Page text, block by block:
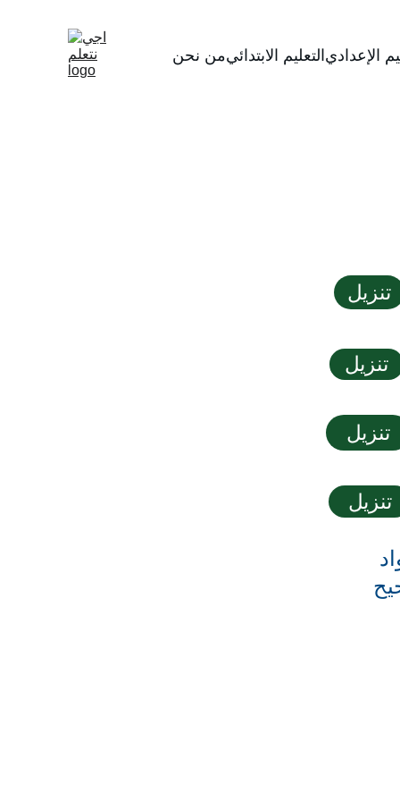
من نحنالتعليم الابتدائي الإعدادي
تنزيل
تنزيل
تنزيل
تنزيل